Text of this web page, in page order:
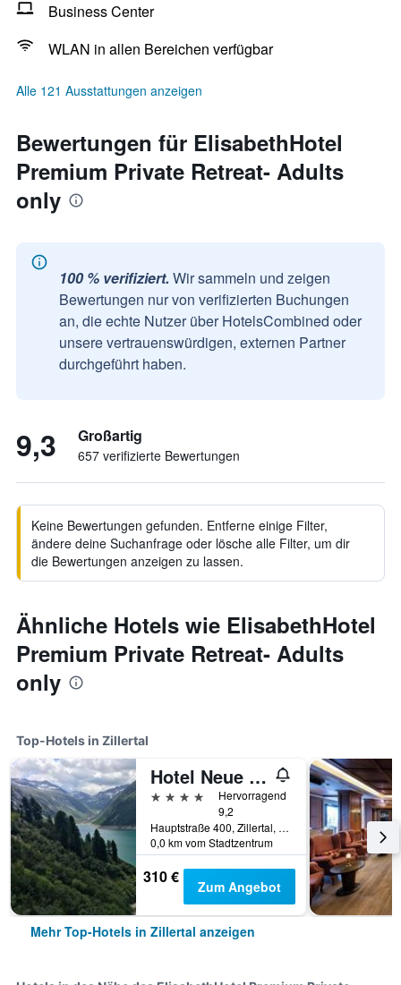
Business Center
WLAN in allen Bereichen verfügbar
Alle 121 Ausstattungen anzeigen
Bewertungen für ElisabethHotel
Premium Private Retreat- Adults
only
100 % verifiziert. Wir sammeln und zeigen
Bewertungen nur von verifizierten Buchungen
an, die echte Nutzer über HotelsCombined oder
unsere vertrauenswürdigen, externen Partner
durchgeführt haben.
9,3 Großartig
657 verifizierte Bewertungen
Keine Bewertungen gefunden. Entferne einige Filter,
ändere deine Suchanfrage oder lösche alle Filter, um dir
die Bewertungen anzeigen zu lassen.
Ähnliche Hotels wie ElisabethHotel
Premium Private Retreat- Adults
only
Top-Hotels in Zillertal
Hotel Neue Post
4 Sterne
Hervorragend
9,2
Hauptstraße 400, Zillertal, Tirol, Österreich
0,0 km vom Stadtzentrum
310 € Zum Angebot
Mehr Top-Hotels in Zillertal anzeigen